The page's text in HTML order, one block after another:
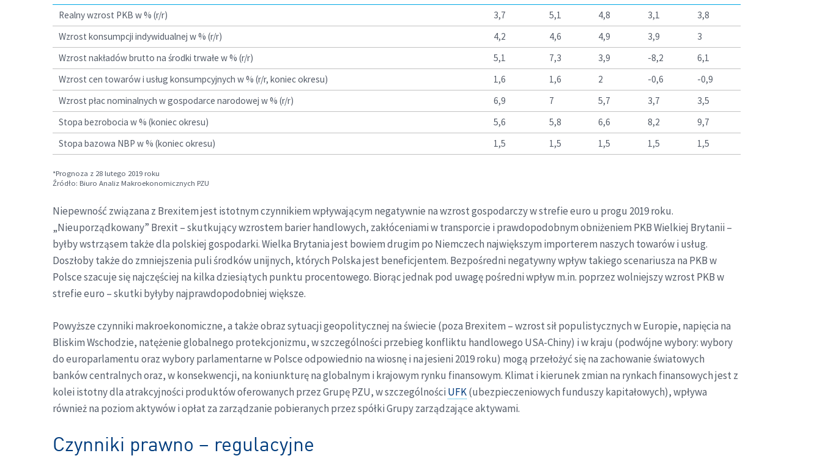
Realny wzrost PKB w % (r/r)
3,7 5,1 4,8 3,1
3,8
Wzrost konsumpcji indywidualnej w % (r/r)
4,2 4,6 4,9 3,9
3
Wzrost nakładów brutto na środki trwałe w % (r/r)
5,1 7,3 3,9 -8,2
6,1
Wzrost cen towarów i usług konsumpcyjnych w % (r/r, koniec okresu)
1,6 1,6 2 -0,6
-0,9
Wzrost płac nominalnych w gospodarce narodowej w % (r/r)
6,9 7 5,7 3,7
3,5
Stopa bezrobocia w % (koniec okresu)
5,6 5,8 6,6 8,2
9,7
Stopa bazowa NBP w % (koniec okresu)
1,5 1,5 1,5 1,5 1,5
*Prognoza z 28 lutego 2019 roku
Źródło: Biuro Analiz Makroekonomicznych PZU
Niepewność związana z Brexitem jest istotnym czynnikiem wpływającym negatywnie na wzrost gospodarczy w strefie euro u progu 2019 roku.
„Nieuporządkowany” Brexit – skutkujący wzrostem barier handlowych, zakłóceniami w transporcie i prawdopodobnym obniżeniem PKB Wielkiej Brytanii –
byłby wstrząsem także dla polskiej gospodarki. Wielka Brytania jest bowiem drugim po Niemczech największym importerem naszych towarów i usług.
Doszłoby także do zmniejszenia puli środków unijnych, których Polska jest beneficjentem. Bezpośredni negatywny wpływ takiego scenariusza na PKB w
Polsce szacuje się najczęściej na kilka dziesiątych punktu procentowego. Biorąc jednak pod uwagę pośredni wpływ m.in. poprzez wolniejszy wzrost PKB w
strefie euro – skutki byłyby najprawdopodobniej większe.
Powyższe czynniki makroekonomiczne, a także obraz sytuacji geopolitycznej na świecie (poza Brexitem – wzrost sił populistycznych w Europie, napięcia na
Bliskim Wschodzie, natężenie globalnego protekcjonizmu, w szczególności przebieg konfliktu handlowego USA-Chiny) i w kraju (podwójne wybory: wybory
do europarlamentu oraz wybory parlamentarne w Polsce odpowiednio na wiosnę i na jesieni 2019 roku) mogą przełożyć się na zachowanie światowych
banków centralnych oraz, w konsekwencji, na koniunkturę na globalnym i krajowym rynku finansowym. Klimat i kierunek zmian na rynkach finansowych jest z
kolei istotny dla atrakcyjności produktów oferowanych przez Grupę PZU, w szczególności UFK(ubezpieczeniowych funduszy kapitałowych), wpływa
również na poziom aktywów i opłat za zarządzanie pobieranych przez spółki Grupy zarządzające aktywami.
Czynniki prawno – regulacyjne